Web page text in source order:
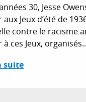
30, Jesse
Jeux d’été de
contre le racisme
ces Jeux,
suite